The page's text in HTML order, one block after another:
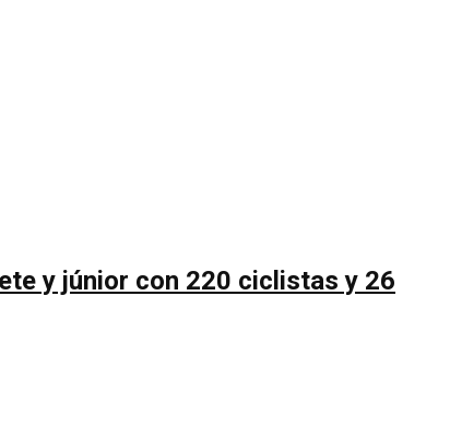
y júnior con 220 ciclistas y 26